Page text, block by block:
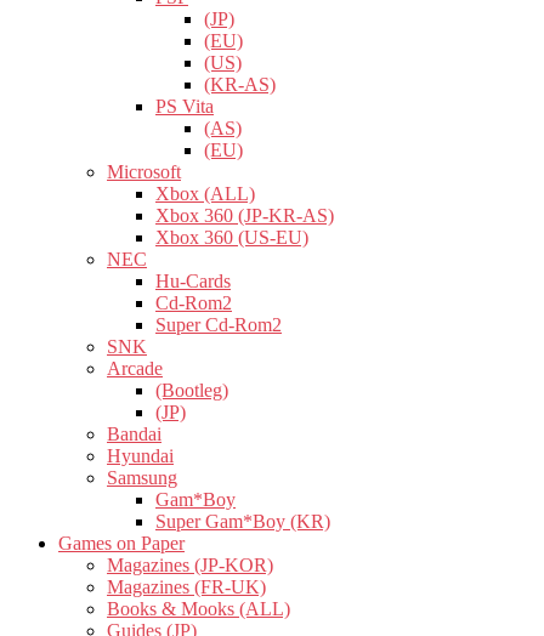
(JP)
(EU)
(US)
(KR-AS)
PS Vita
(AS)
(EU)
Microsoft
Xbox (ALL)
Xbox 360 (JP-KR-AS)
Xbox 360 (US-EU)
NEC
Hu-Cards
Cd-Rom2
Super Cd-Rom2
SNK
Arcade
(Bootleg)
(JP)
Bandai
Hyundai
Samsung
Gam*Boy
Super Gam*Boy (KR)
Games on Paper
Magazines (JP-KOR)
Magazines (FR-UK)
Books & Mooks (ALL)
Guides (JP)